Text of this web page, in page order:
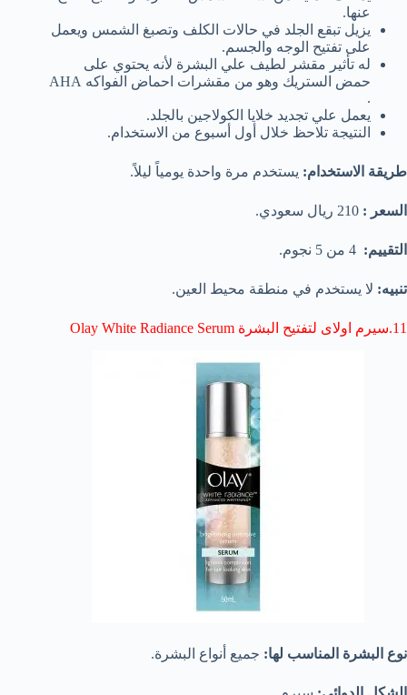
عنها.
يزيل تبقع الجلد في حالات الكلف وتصبغ الشمس ويعمل
على تفتيح الوجه والجسم.
له تأثير مقشر لطيف علي البشرة لأنه يحتوي على
حمض الستريك وهو من مقشرات احماض الفواكه AHA
.
يعمل علي تجديد خلايا الكولاجين بالجلد.
النتيجة تلاحظ خلال أول أسبوع من الاستخدام.
طريقة الاستخدام: يستخدم مرة واحدة يومياً ليلاً.
السعر :
التقييم:
تنبيه: لا يستخدم في منطقة محيط العين.
11.سيرم اولاى لتفتيح البشرة Olay White Radiance Serum
نوع البشرة المناسب لها: جميع أنواع البشرة.